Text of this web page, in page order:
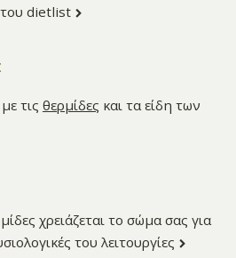
του dietlist
τις θερμίδες και τα είδη των
χρειάζεται το σώμα σας για
του λειτουργίες